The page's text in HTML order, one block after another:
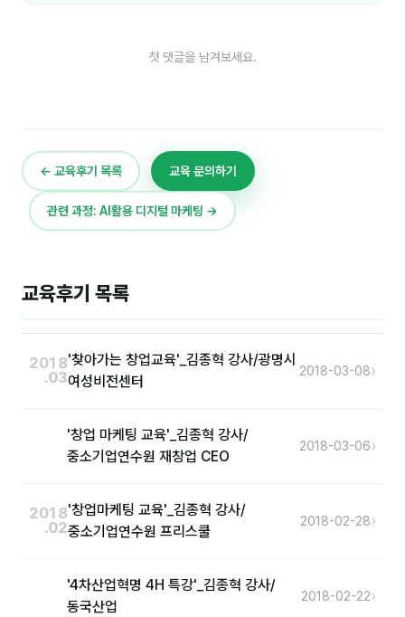
은종성
이상미
이옥겸
이인우
임아라
조은아
첫 댓글을 남겨보세요.
← 교육후기 목록 교육 문의하기
관련 과정: AI활용 디지털 마케팅 →
교육후기 목록
2018
.03
'찾아가는 창업교육'_김종혁 강사/광명시
여성비전센터
2018-03-08›
'창업 마케팅 교육'_김종혁 강사/
중소기업연수원 재창업 CEO
2018-03-06›
2018
.02
'창업마케팅 교육'_김종혁 강사/
중소기업연수원 프리스쿨
2018-02-28›
'4차산업혁명 4H 특강'_김종혁 강사/
동국산업
2018-02-22›